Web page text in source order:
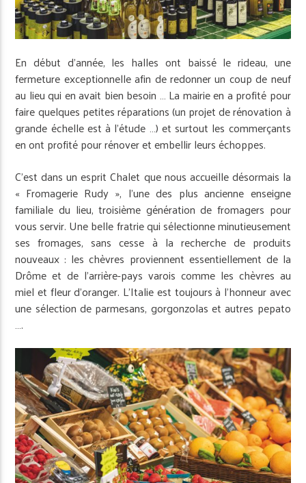
En début d’année, les halles ont baissé le rideau, une
fermeture exceptionnelle afin de redonner un coup de neuf
au lieu qui en avait bien besoin … La mairie en a profité pour
faire quelques petites réparations (un projet de rénovation à
grande échelle est à l’étude …) et surtout les commerçants
en ont profité pour rénover et embellir leurs échoppes.
C’est dans un esprit Chalet que nous accueille désormais la
« Fromagerie Rudy », l’une des plus ancienne enseigne
familiale du lieu, troisième génération de fromagers pour
vous servir. Une belle fratrie qui sélectionne minutieusement
ses fromages, sans cesse à la recherche de produits
nouveaux : les chèvres proviennent essentiellement de la
Drôme et de l’arrière-pays varois comme les chèvres au
miel et fleur d’oranger. L’Italie est toujours à l’honneur avec
une sélection de parmesans, gorgonzolas et autres pepato
….